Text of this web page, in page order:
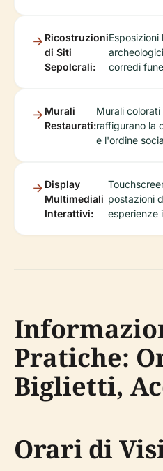
Ricostruzioni
di Siti
Sepolcrali:
corredi
Murali
Restaurati:
Murali colorati
raffigurano la
e l'ordine
Display
Multimediali
Interattivi:
postazioni
esperienze
Pratiche:
Biglietti,
Orari di